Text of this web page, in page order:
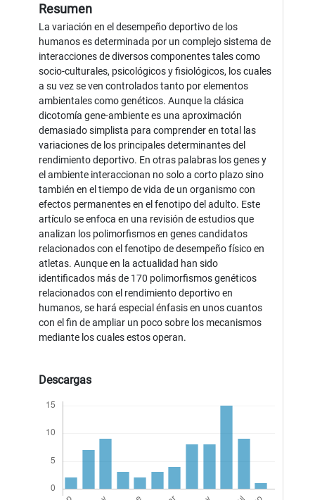
Resumen
La variación en el desempeño deportivo de los
humanos es determinada por un complejo sistema de
interacciones de diversos componentes tales como
socio-culturales, psicológicos y fisiológicos, los cuales
a su vez se ven controlados tanto por elementos
ambientales como genéticos. Aunque la clásica
dicotomía gene-ambiente es una aproximación
demasiado simplista para comprender en total las
variaciones de los principales determinantes del
rendimiento deportivo. En otras palabras los genes y
el ambiente interaccionan no solo a corto plazo sino
también en el tiempo de vida de un organismo con
efectos permanentes en el fenotipo del adulto. Este
artículo se enfoca en una revisión de estudios que
analizan los polimorfismos en genes candidatos
relacionados con el fenotipo de desempeño físico en
atletas. Aunque en la actualidad han sido
identificados más de 170 polimorfismos genéticos
relacionados con el rendimiento deportivo en
humanos, se hará especial énfasis en unos cuantos
con el fin de ampliar un poco sobre los mecanismos
mediante los cuales estos operan.
Descargas